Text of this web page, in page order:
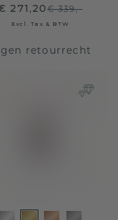
271,20€ 339,-
Excl. Tax & BTW
retourrecht